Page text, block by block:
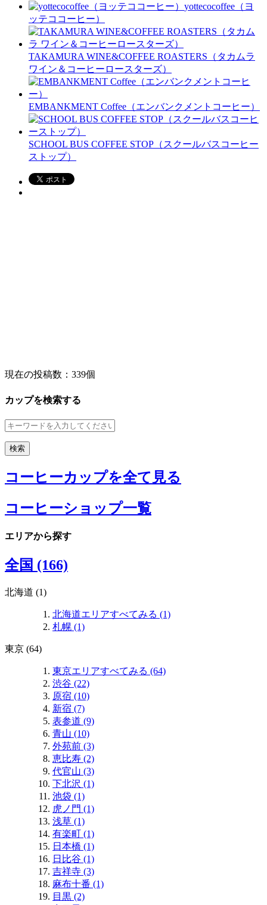
yottecocoffee（ヨ
ッテココーヒー）
TAKAMURA WINE&COFFEE ROASTERS（タカムラ
ワイン＆コーヒーロースターズ）
EMBANKMENT Coffee（エンバンクメントコーヒー）
SCHOOL BUS COFFEE STOP（スクールバスコーヒー
ストップ）
現在の投稿数： 339個
カップを検索する
コーヒーカップを全て見る
コーヒーショップ一覧
エリアから探す
全国 (166)
北海道 (1)
北海道エリアすべてみる (1)
札幌 (1)
東京 (64)
東京エリアすべてみる (64)
渋谷 (22)
原宿 (10)
新宿 (7)
表参道 (9)
青山 (10)
外苑前 (3)
恵比寿 (2)
代官山 (3)
下北沢 (1)
池袋 (1)
虎ノ門 (1)
浅草 (1)
有楽町 (1)
日本橋 (1)
日比谷 (1)
吉祥寺 (3)
麻布十番 (1)
目黒 (2)